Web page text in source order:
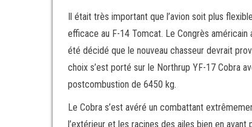
Il était très important que l’avion soit plus
efficace au F-14 Tomcat. Le Congrès
été décidé que le nouveau chasseur devrait
choix s’est porté sur le Northrup YF-17 Cobra
postcombustion de 6450 kg.
Le Cobra s’est avéré un combattant
l’extérieur et les racines des ailes bien en avant